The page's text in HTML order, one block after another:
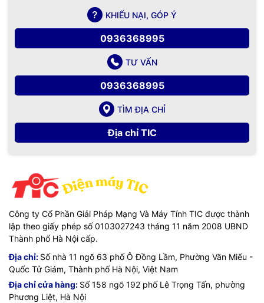
KHIẾU NẠI, GÓP Ý
0936368995
TƯ VẤN
0936368995
TÌM ĐỊA CHỈ
Địa chỉ TIC
Công ty Cổ Phần Giải Pháp Mạng Và Máy Tính TIC được thành
lập theo giấy phép số 0103027243 tháng 11 năm 2008 UBND
Thành phố Hà Nội cấp.
Địa chỉ: Số nhà 11 ngõ 63 phố Ô Đồng Lầm, Phường Văn Miếu -
Quốc Tử Giám, Thành phố Hà Nội, Việt Nam
Địa chỉ cửa hàng: Số 158 ngõ 192 phố Lê Trọng Tấn, phường
Phương Liệt, Hà Nội